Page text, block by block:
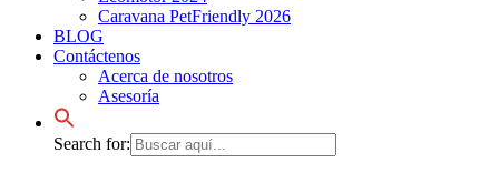
Caravana PetFriendly 2026
BLOG
Contáctenos
Acerca de nosotros
Asesoría
Search for: